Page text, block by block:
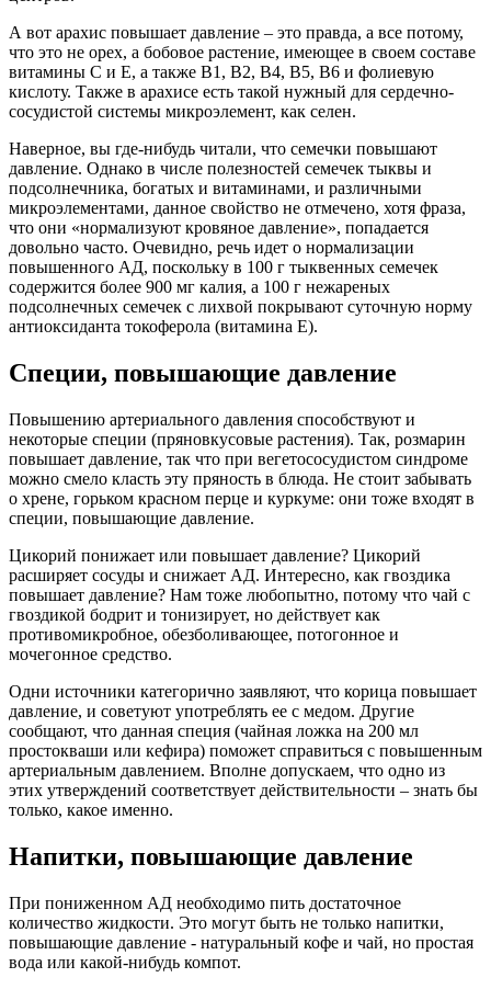
А вот арахис повышает давление – это правда, а все потому,
что это не орех, а бобовое растение, имеющее в своем составе
витамины С и Е, а также B1, B2, В4, В5, B6 и фолиевую
кислоту. Также в арахисе есть такой нужный для сердечно-
сосудистой системы микроэлемент, как селен.
Наверное, вы где-нибудь читали, что семечки повышают
давление. Однако в числе полезностей семечек тыквы и
подсолнечника, богатых и витаминами, и различными
микроэлементами, данное свойство не отмечено, хотя фраза,
что они «нормализуют кровяное давление», попадается
довольно часто. Очевидно, речь идет о нормализации
повышенного АД, поскольку в 100 г тыквенных семечек
содержится более 900 мг калия, а 100 г нежареных
подсолнечных семечек с лихвой покрывают суточную норму
антиоксиданта токоферола (витамина Е).
Специи, повышающие давление
Повышению артериального давления способствуют и
некоторые специи (пряновкусовые растения). Так, розмарин
повышает давление, так что при вегетососудистом синдроме
можно смело класть эту пряность в блюда. Не стоит забывать
о хрене, горьком красном перце и куркуме: они тоже входят в
специи, повышающие давление.
Цикорий понижает или повышает давление? Цикорий
расширяет сосуды и снижает АД. Интересно, как гвоздика
повышает давление? Нам тоже любопытно, потому что чай с
гвоздикой бодрит и тонизирует, но действует как
противомикробное, обезболивающее, потогонное и
мочегонное средство.
Одни источники категорично заявляют, что корица повышает
давление, и советуют употреблять ее с медом. Другие
сообщают, что данная специя (чайная ложка на 200 мл
простокваши или кефира) поможет справиться с повышенным
артериальным давлением. Вполне допускаем, что одно из
этих утверждений соответствует действительности – знать бы
только, какое именно.
Напитки, повышающие давление
При пониженном АД необходимо пить достаточное
количество жидкости. Это могут быть не только напитки,
повышающие давление - натуральный кофе и чай, но простая
вода или какой-нибудь компот.